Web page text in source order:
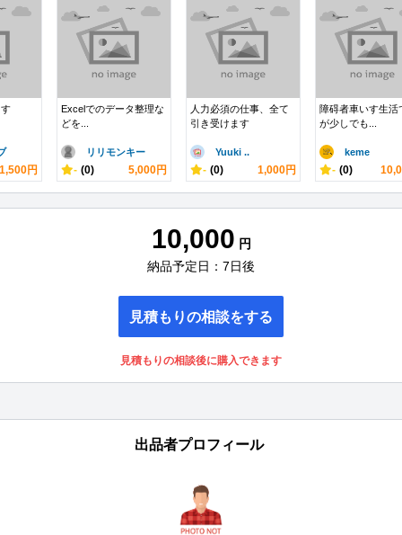
1,500円
Excelでのデータ整理な
どを...
リリモンキー
- (0) 5,000円
人力必須の仕事、全て
引き受けます
Yuuki ..
- (0) 1,000円
障碍者車いす生活
が少しでも...
keme
- (0)
10,000 円
納品予定日：7日後
見積もりの相談をする
見積もりの相談後に購入できます
出品者プロフィール